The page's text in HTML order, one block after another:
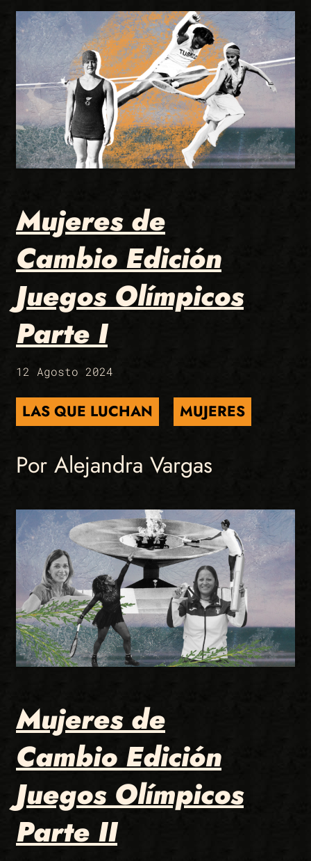
Mujeres de
Cambio Edición
Juegos Olímpicos
Parte I
12 Agosto 2024
LAS QUE LUCHAN MUJERES
Por Alejandra Vargas
Mujeres de
Cambio Edición
Juegos Olímpicos
Parte II